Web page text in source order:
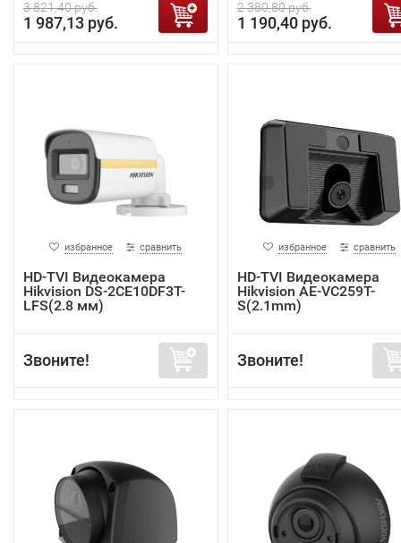
3 821,40 руб.
1 987,13 руб.
2 380,80 руб.
1 190,40 руб.
избранное сравнить
HD-TVI Видеокамера
Hikvision DS-2CE10DF3T-
LFS(2.8 мм)
Звоните!
избранное сравнить
HD-TVI Видеокамера
Hikvision AE-VC259T-
S(2.1mm)
Звоните!